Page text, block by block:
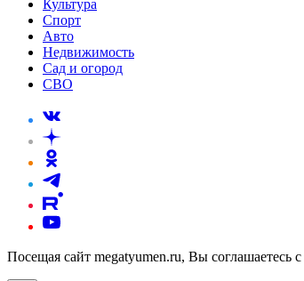
Культура
Спорт
Авто
Недвижимость
Сад и огород
СВО
Посещая сайт megatyumen.ru, Вы соглашаетесь с